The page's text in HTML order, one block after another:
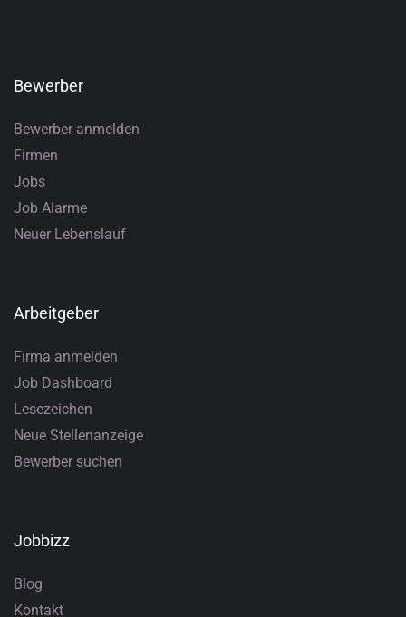
Bewerber
Bewerber anmelden
Firmen
Jobs
Job Alarme
Neuer Lebenslauf
Arbeitgeber
Firma anmelden
Job Dashboard
Lesezeichen
Neue Stellenanzeige
Bewerber suchen
Jobbizz
Blog
Kontakt